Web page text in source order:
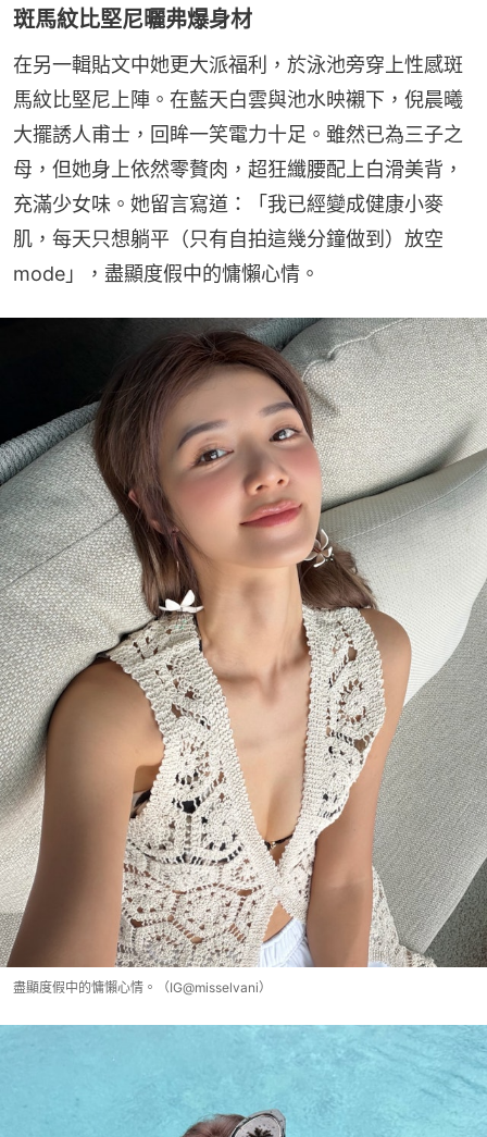
斑馬紋比堅尼曬弗爆身材
在另一輯貼文中她更大派福利，於泳池旁穿上性感斑
馬紋比堅尼上陣。在藍天白雲與池水映襯下，倪晨曦
大擺誘人甫士，回眸一笑電力十足。雖然已為三子之
母，但她身上依然零贅肉，超狂纖腰配上白滑美背，
充滿少女味。她留言寫道：「我已經變成健康小麥
肌，每天只想躺平（只有自拍這幾分鐘做到）放空
mode」，盡顯度假中的慵懶心情。
盡顯度假中的慵懶心情。（IG@misselvani）